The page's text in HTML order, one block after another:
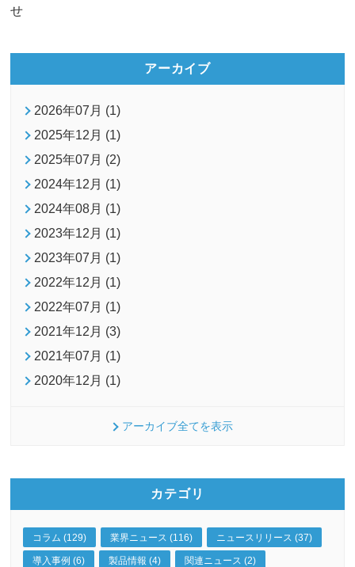
アーカイブ
2026年07月 (1)
2025年12月 (1)
2025年07月 (2)
2024年12月 (1)
2024年08月 (1)
2023年12月 (1)
2023年07月 (1)
2022年12月 (1)
2022年07月 (1)
2021年12月 (3)
2021年07月 (1)
2020年12月 (1)
アーカイブ全てを表示
カテゴリ
コラム (129) 業界ニュース (116) ニュースリリース (37)
導入事例 (6) 製品情報 (4) 関連ニュース (2)